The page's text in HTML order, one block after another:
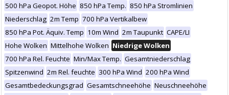
500 hPa Geopot. Höhe 850 hPa Temp. 850 hPa Stromlinien
Niederschlag 2m Temp 700 hPa Vertikalbew
850 hPa Pot. Äquiv. Temp 10m Wind 2m Taupunkt CAPE/LI
Hohe Wolken Mittelhohe Wolken Niedrige Wolken
700 hPa Rel. Feuchte Min/Max Temp. Gesamtniederschlag
Spitzenwind 2m Rel. feuchte 300 hPa Wind 200 hPa Wind
Gesamtbedeckungsgrad Gesamtschneehöhe Neuschneehöhe